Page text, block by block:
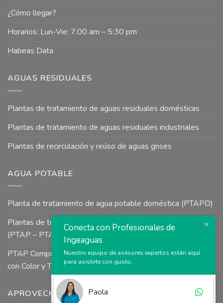
¿Cómo llegar?
Horarios: Lun-Vie: 7:00 am – 5:30 pm
Habeas Data
AGUAS RESIDUALES
Plantas de tratamiento de aguas residuales domésticas
Plantas de tratamiento de aguas residuales industriales
Plantas de recirculación y reúso de aguas grises
AGUA POTABLE
Planta de tratamiento de agua potable doméstica (PTAPD)
Plantas de tratamiento de agua potable para uso industrial
(PTAP – PTAI)
PTAP Compuesta a Presión tipo Uso Colectivo para Aguas
con Color y Turbiedad
APROVECHAMIENTO DE AGUAS LLUVIAS
Conecta con Profesionales de
Ingeaguas
Nuestro equipo de asesores expertos están aquí
para asistirte con gusto,
Paola